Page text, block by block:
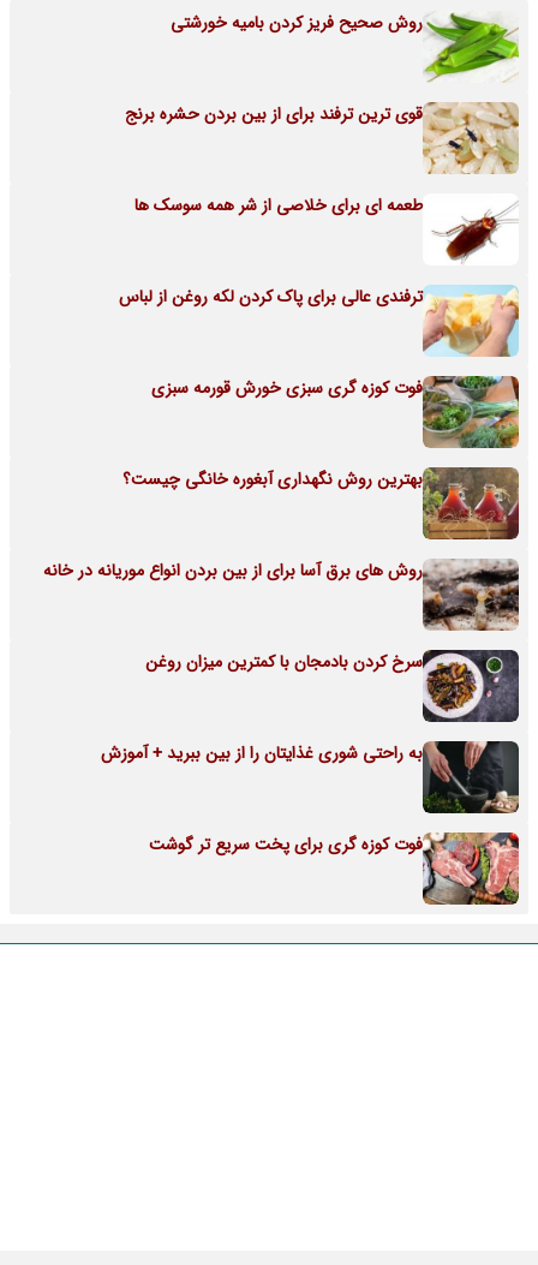
روش صحیح فریز کردن بامیه خورشتی
قوی ترین ترفند برای از بین بردن حشره برنج
طعمه ای برای خلاصی از شر همه سوسک ها
ترفندی عالی برای پاک کردن لکه روغن از لباس
فوت کوزه گری سبزی خورش قورمه سبزی
بهترین روش نگهداری آبغوره خانگی چیست؟
روش های برق آسا برای از بین بردن انواع موریانه در خانه
سرخ کردن بادمجان با کمترین میزان روغن
به راحتی شوری غذایتان را از بین ببرید + آموزش
فوت کوزه گری برای پخت سریع تر گوشت